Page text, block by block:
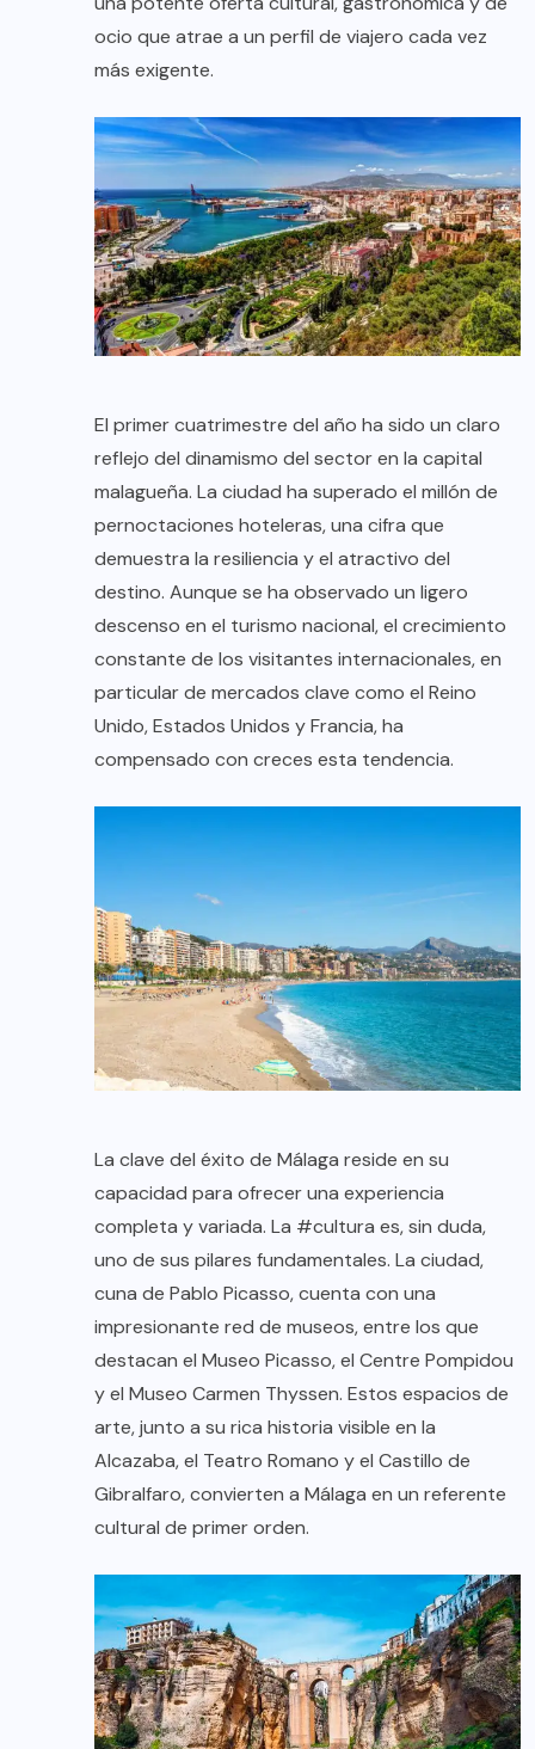
ocio que atrae a un perfil de viajero cada vez
más exigente.
El primer cuatrimestre del año ha sido un claro
reflejo del dinamismo del sector en la capital
malagueña. La ciudad ha superado el millón de
pernoctaciones hoteleras, una cifra que
demuestra la resiliencia y el atractivo del
destino. Aunque se ha observado un ligero
descenso en el turismo nacional, el crecimiento
constante de los visitantes internacionales, en
particular de mercados clave como el Reino
Unido, Estados Unidos y Francia, ha
compensado con creces esta tendencia.
La clave del éxito de Málaga reside en su
capacidad para ofrecer una experiencia
completa y variada. La #cultura es, sin duda,
uno de sus pilares fundamentales. La ciudad,
cuna de Pablo Picasso, cuenta con una
impresionante red de museos, entre los que
destacan el Museo Picasso, el Centre Pompidou
y el Museo Carmen Thyssen. Estos espacios de
arte, junto a su rica historia visible en la
Alcazaba, el Teatro Romano y el Castillo de
Gibralfaro, convierten a Málaga en un referente
cultural de primer orden.